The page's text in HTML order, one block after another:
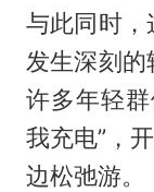
与此同时，
发生深刻的
许多年轻
我充电”，
边松弛游。